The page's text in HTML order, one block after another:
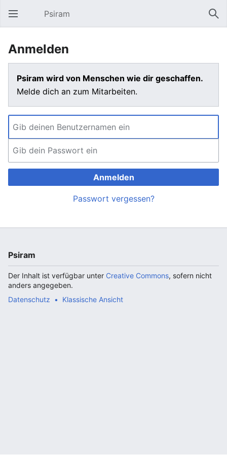
Hauptmenü öffnen Psiram
Anmelden
Psiram wird von Menschen wie dir geschaffen.
Melde dich an zum Mitarbeiten.
Anmelden
Passwort vergessen?
Psiram
Der Inhalt ist verfügbar unter Creative Commons, sofern nicht
anders angegeben.
Datenschutz
Klassische Ansicht